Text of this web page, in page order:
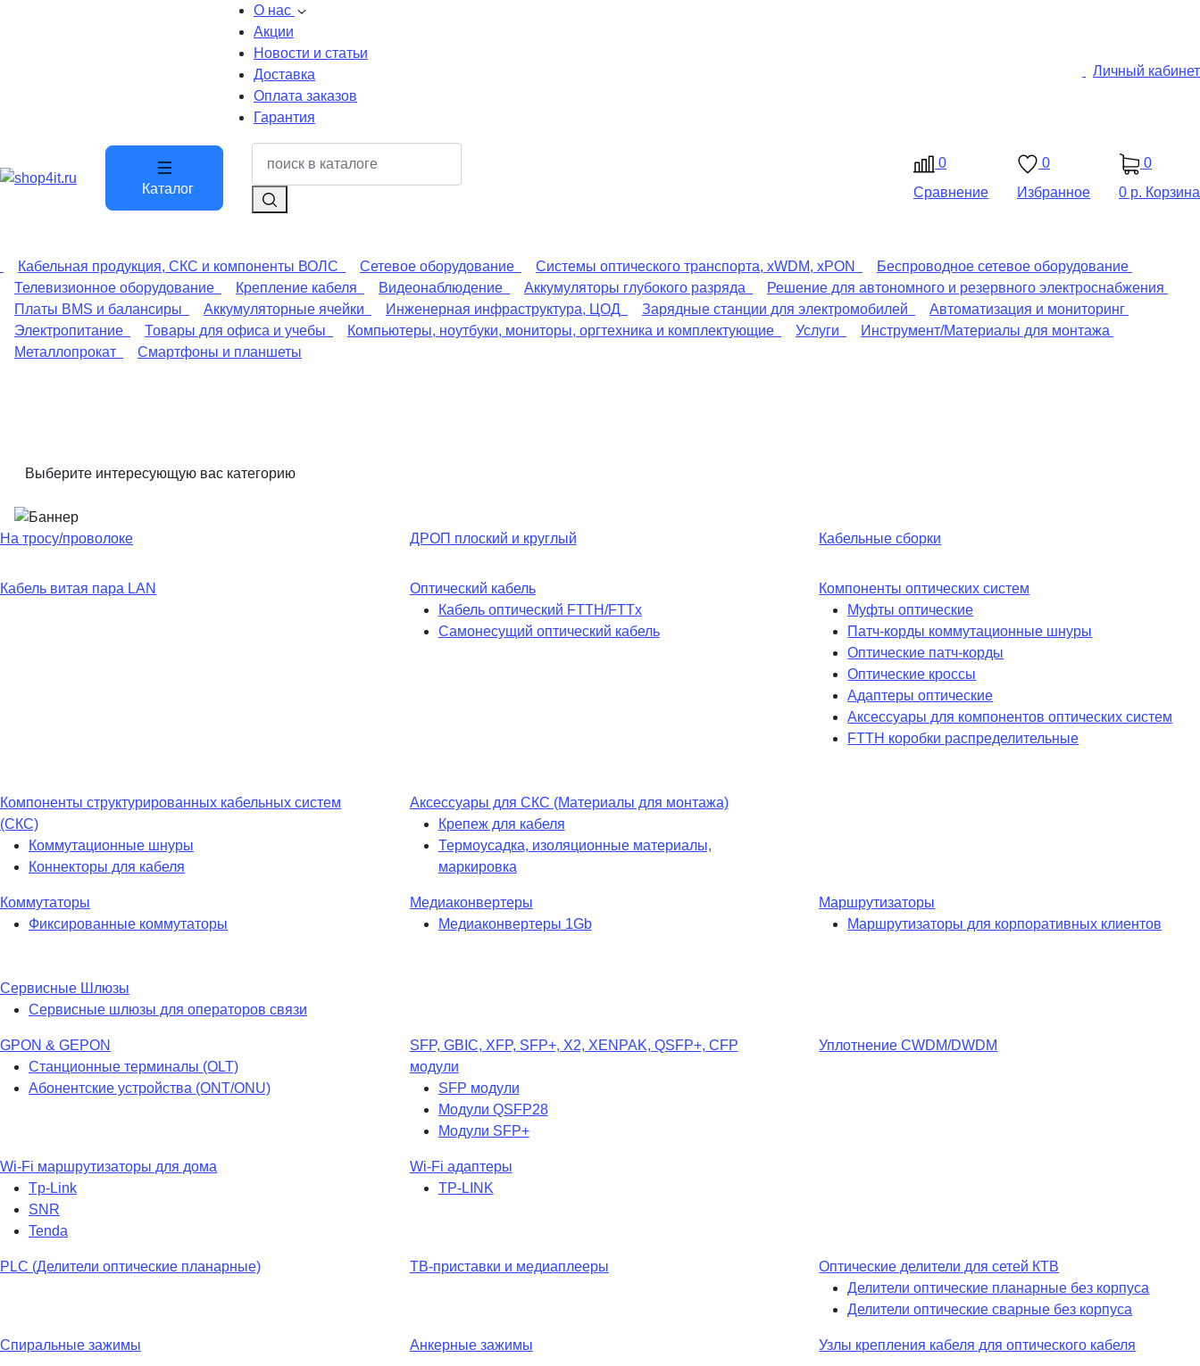
О нас
Акции
Новости и статьи
Доставка
Оплата заказов
Гарантия
Личный кабинет
Каталог
0
Сравнение
0
Избранное
0
0 р. Корзина
Кабельная продукция, СКС и компоненты ВОЛС Сетевое оборудование Системы оптического транспорта, xWDM, xPON
Беспроводное сетевое оборудование
Телевизионное оборудование
Крепление кабеля Видеонаблюдение Аккумуляторы глубокого разряда
Решение для автономного и резервного электроснабжения
Платы BMS и балансиры
Аккумуляторные ячейки Инженерная инфраструктура, ЦОД Зарядные станции для электромобилей
Автоматизация и мониторинг
Электропитание
Товары для офиса и учебы Компьютеры, ноутбуки, мониторы, оргтехника и комплектующие Услуги
Инструмент/Материалы для монтажа
Металлопрокат
Смартфоны и планшеты
Выберите интересующую вас категорию
На тросу/проволоке ДРОП плоский и круглый Кабельные сборки
Кабель витая пара LAN
Оптический кабель
Кабель оптический FTTH/FTTx
Самонесущий оптический кабель
Компоненты оптических систем
Муфты оптические
Патч-корды коммутационные шнуры
Оптические патч-корды
Оптические кроссы
Адаптеры оптические
Аксессуары для компонентов оптических систем
FTTH коробки распределительные
Компоненты структурированных кабельных систем
(СКС)
Коммутационные шнуры
Коннекторы для кабеля
Аксессуары для СКС (Материалы для монтажа)
Крепеж для кабеля
Термоусадка, изоляционные материалы,
маркировка
Коммутаторы
Фиксированные коммутаторы
Медиаконвертеры
Медиаконвертеры 1Gb
Маршрутизаторы
Маршрутизаторы для корпоративных клиентов
Сервисные Шлюзы
Сервисные шлюзы для операторов связи
GPON & GEPON
Станционные терминалы (OLT)
Абонентские устройства (ONT/ONU)
SFP, GBIC, XFP, SFP+, X2, XENPAK, QSFP+, CFP
модули
SFP модули
Модули QSFP28
Модули SFP+
Уплотнение CWDM/DWDM
Wi-Fi маршрутизаторы для дома
Tp-Link
SNR
Tenda
Wi-Fi адаптеры
TP-LINK
PLC (Делители оптические планарные) ТВ-приставки и медиаплееры
Оптические делители для сетей КТВ
Делители оптические планарные без корпуса
Делители оптические сварные без корпуса
Спиральные зажимы Анкерные зажимы Узлы крепления кабеля для оптического кабеля